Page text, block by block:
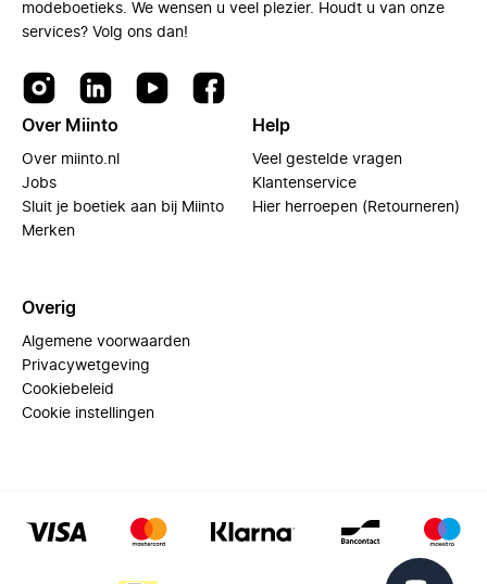
modeboetieks. We wensen u veel plezier. Houdt u van onze
services? Volg ons dan!
Over Miinto
Over miinto.nl
Jobs
Sluit je boetiek aan bij Miinto
Merken
Help
Veel gestelde vragen
Klantenservice
Hier herroepen (Retourneren)
Overig
Algemene voorwaarden
Privacywetgeving
Cookiebeleid
Cookie instellingen